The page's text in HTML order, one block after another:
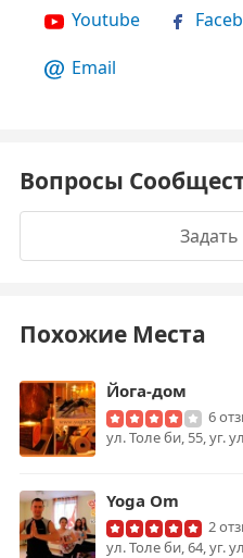
Youtube
Email
Вопросы
Похожие Места
Йога-дом
6
ул. Толе би, 55, уг.
Yoga Om
2
ул. Толе би, 64, уг.